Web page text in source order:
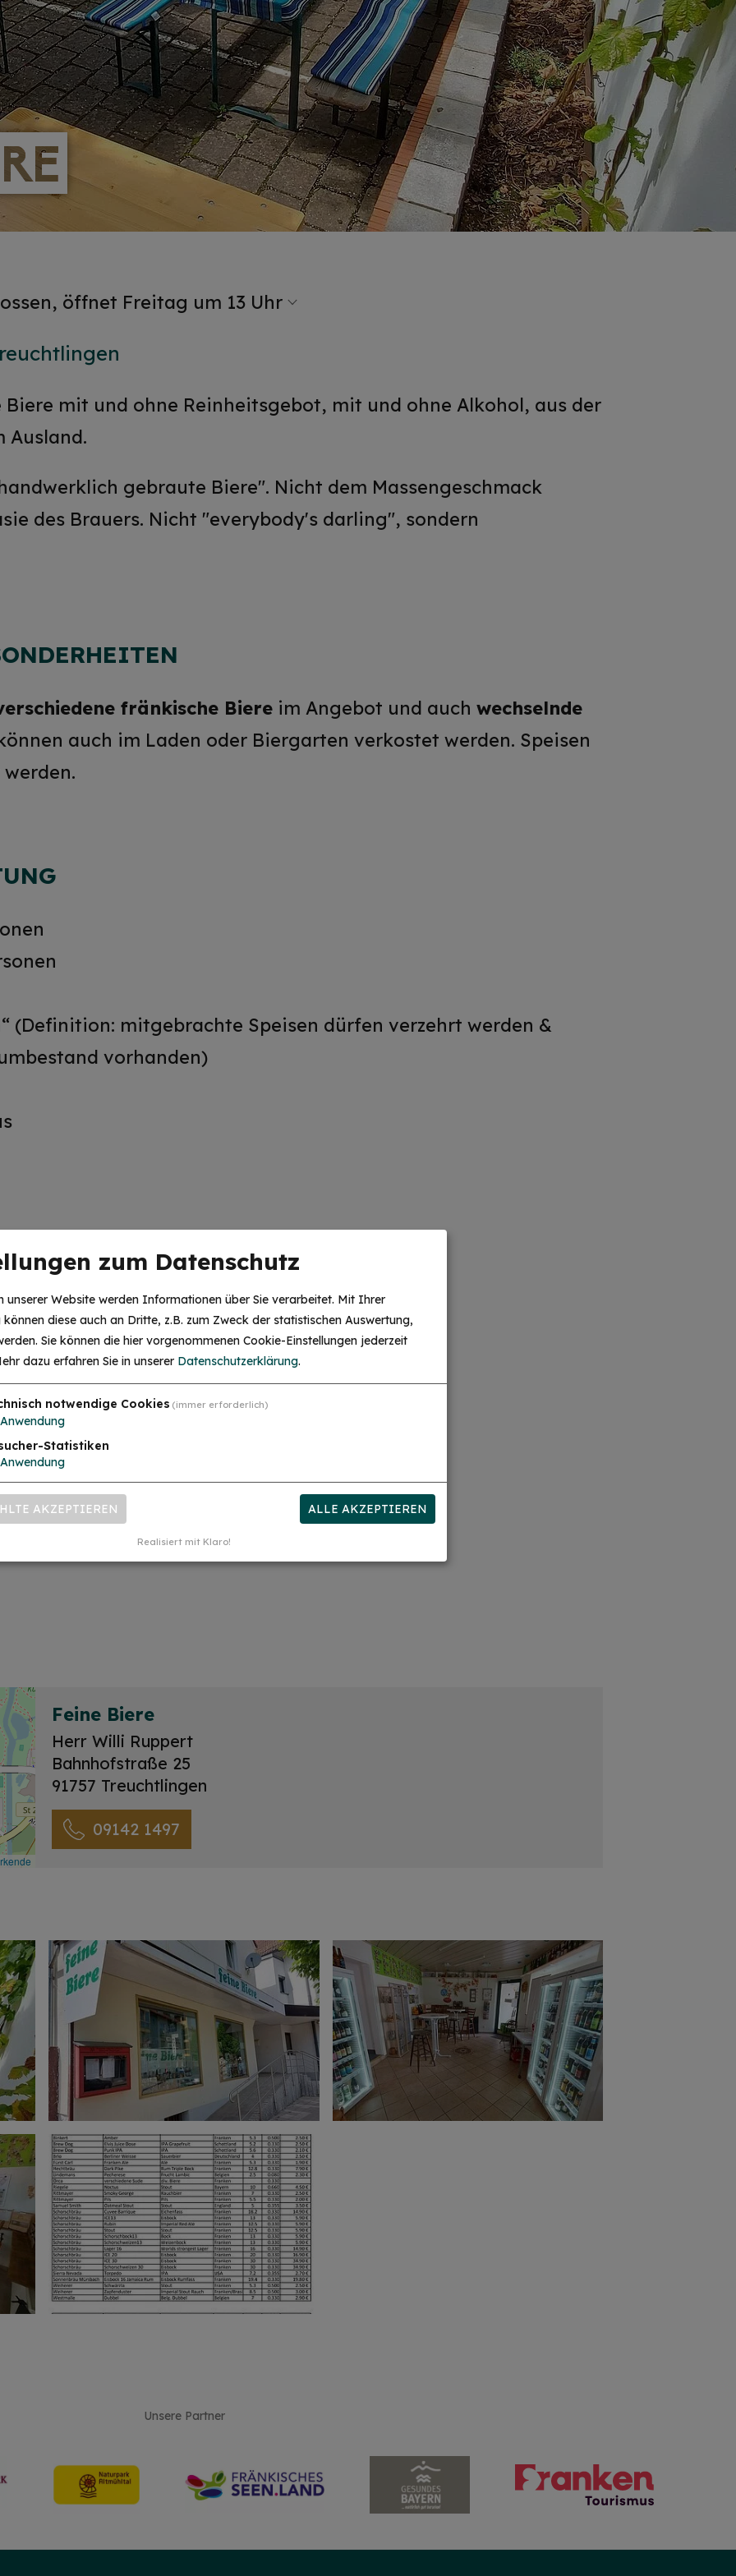
öffnet Freitag um 13 Uhr
Biere mit und ohne Reinheitsgebot, mit und ohne Alkohol, aus der
Ausland.
gebraute Biere". Nicht dem Massengeschmack
des Brauers. Nicht "everybody's darling", sondern
fränkische Biere im Angebot und auch wechselnde
auch im Laden oder Biergarten verkostet werden. Speisen
(Definition: mitgebrachte Speisen dürfen verzehrt werden &
vorhanden)
Feine Biere
Herr Willi Ruppert
Bahnhofstraße 25
91757 Treuchtlingen
09142 1497
Unsere Partner
zum Datenschutz
unserer Website werden Informationen über Sie verarbeitet. Mit Ihrer
können diese auch an Dritte, z.B. zum Zweck der statistischen Auswertung,
Sie können die hier vorgenommenen Cookie-Einstellungen jederzeit
dazu erfahren Sie in unserer Datenschutzerklärung.
notwendige Cookies (immer erforderlich)
Anwendung
Statistiken
Anwendung
AKZEPTIEREN ALLE AKZEPTIEREN
Realisiert mit Klaro!